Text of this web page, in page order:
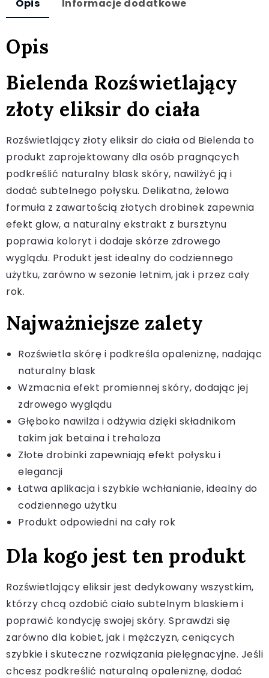
Opis Informacje dodatkowe
Opis
Bielenda Rozświetlający
złoty eliksir do ciała
Rozświetlający złoty eliksir do ciała od Bielenda to
produkt zaprojektowany dla osób pragnących
podkreślić naturalny blask skóry, nawilżyć ją i
dodać subtelnego połysku. Delikatna, żelowa
formuła z zawartością złotych drobinek zapewnia
efekt glow, a naturalny ekstrakt z bursztynu
poprawia koloryt i dodaje skórze zdrowego
wyglądu. Produkt jest idealny do codziennego
użytku, zarówno w sezonie letnim, jak i przez cały
rok.
Najważniejsze zalety
Rozświetla skórę i podkreśla opaleniznę, nadając
naturalny blask
Wzmacnia efekt promiennej skóry, dodając jej
zdrowego wyglądu
Głęboko nawilża i odżywia dzięki składnikom
takim jak betaina i trehaloza
Złote drobinki zapewniają efekt połysku i
elegancji
Łatwa aplikacja i szybkie wchłanianie, idealny do
codziennego użytku
Produkt odpowiedni na cały rok
Dla kogo jest ten produkt
Rozświetlający eliksir jest dedykowany wszystkim,
którzy chcą ozdobić ciało subtelnym blaskiem i
poprawić kondycję swojej skóry. Sprawdzi się
zarówno dla kobiet, jak i mężczyzn, ceniących
szybkie i skuteczne rozwiązania pielęgnacyjne. Jeśli
chcesz podkreślić naturalną opaleniznę, dodać